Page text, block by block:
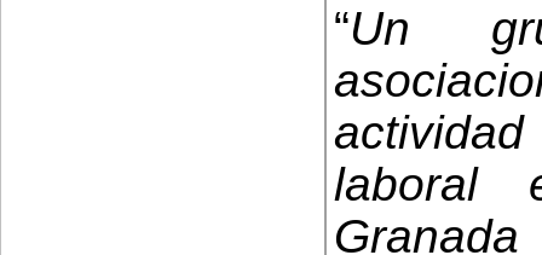
“Un
laboral